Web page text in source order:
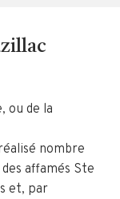
ou de la
nombre
affamés Ste
et, par